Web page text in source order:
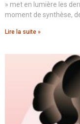
» met en lumière les
moment de synthèse,
Lire la suite »